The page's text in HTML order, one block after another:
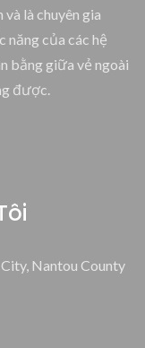
là chuyên gia
năng của các hệ
bằng giữa vẻ ngoài
được.
Nantou County